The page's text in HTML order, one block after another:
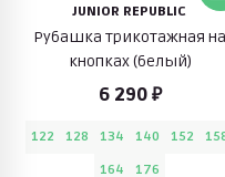
JUNIOR REPUBLIC
Рубашка трикотажная на
кнопках (белый)
6 290 ₽
122 128 134 140 152
164
176